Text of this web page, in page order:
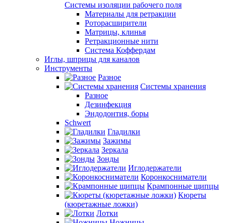
Системы изоляции рабочего поля
Материалы для ретракции
Роторасширители
Матрицы, клинья
Ретракционные нити
Система Коффердам
Иглы, шприцы для каналов
Инструменты
Разное
Системы хранения
Разное
Дезинфекция
Эндодонтия, боры
Schwert
Гладилки
Зажимы
Зеркала
Зонды
Иглодержатели
Коронкосниматели
Крампонные щипцы
Кюреты
(кюретажные ложки)
Лотки